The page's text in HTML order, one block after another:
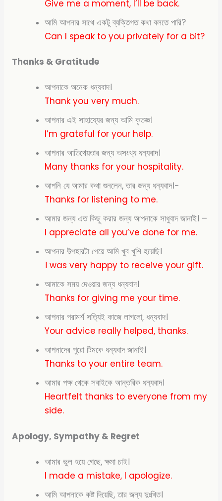
Give me a moment, I’ll be back.
আমি আপনার সাথে একটু ব্যক্তিগত কথা বলতে পারি?
Can I speak to you privately for a bit?
Thanks & Gratitude
আপনাকে অনেক ধন্যবাদ।
Thank you very much.
আপনার এই সাহায্যের জন্য আমি কৃতজ্ঞ।
I’m grateful foryour help.
আপনার আতিথেয়তার জন্য অসংখ্য ধন্যবাদ।
Many thanks for your hospitality.
আপনি যে আমার কথা শুনলেন, তার জন্য ধন্যবাদ।-
Thanks for listening to me.
আমার জন্য এত কিছু করার জন্য আপনাকে সাধুবাদ জানাই। –
I appreciate all you’ve done for me.
আপনার উপহারটা পেয়ে আমি খুব খুশি হয়েছি।
। was very happy to receive your gift.
আমাকে সময় দেওয়ার জন্য ধন্যবাদ।
Thanks for giving me your time.
আপনার পরামর্শ সত্যিই কাজে লাগলো, ধন্যবাদ।
Your advice really helped, thanks.
আপনাদের পুরো টিমকে ধন্যবাদ জানাই।
Thanks to your entire team.
আমার পক্ষ থেকে সবাইকে আন্তরিক ধন্যবাদ।
Heartfelt thanks to everyone from my
side.
Apology, Sympathy & Regret
আমার ভুল হয়ে গেছে, ক্ষমা চাই।
I made a mistake, I apologize.
আমি আপনাকে কষ্ট দিয়েছি, তার জন্য দুঃখিত।